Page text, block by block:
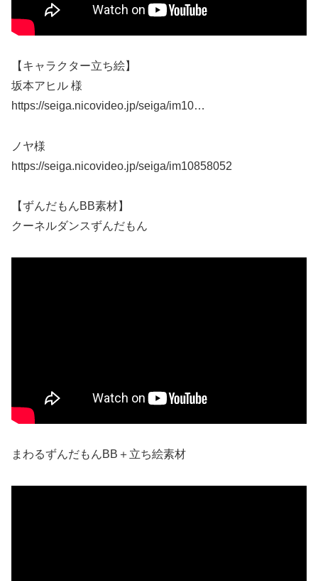
【キャラクター立ち絵】
坂本アヒル 様
https://seiga.nicovideo.jp/seiga/im10…
ノヤ様
https://seiga.nicovideo.jp/seiga/im10858052
【ずんだもんBB素材】
クーネルダンスずんだもん
まわるずんだもんBB＋立ち絵素材